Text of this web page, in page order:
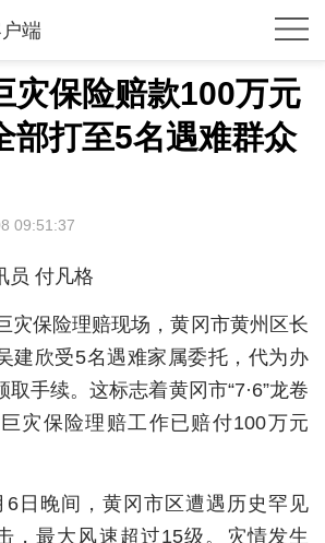
端
灾保险赔款100万元
部打至5名遇难群众
09:51:37
员 付凡格
灾保险理赔现场，黄冈市黄州区长
建欣受5名遇难家属委托，代为办
手续。这标志着黄冈市“7·6”龙卷
灾保险理赔工作已赔付100万元
6日晚间，黄冈市区遭遇历史罕见
，最大风速超过15级。灾情发生